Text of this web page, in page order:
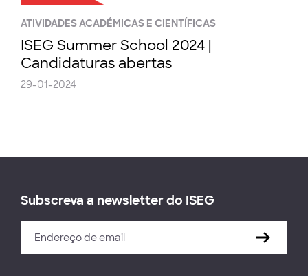
ATIVIDADES ACADÉMICAS E CIENTÍFICAS
ISEG Summer School 2024 |
Candidaturas abertas
29-01-2024
Subscreva a newsletter do ISEG